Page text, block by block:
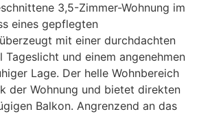
3,5-Zimmer-Wohnung im
eines gepflegten
mit einer durchdachten
Tageslicht und einem angenehmen
Lage. Der helle Wohnbereich
der Wohnung und bietet direkten
Balkon. Angrenzend an das